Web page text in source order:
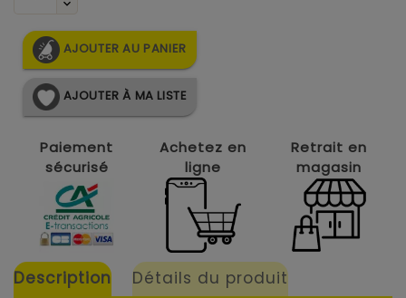
AJOUTER AU PANIER
AJOUTER À MA LISTE
Paiement
sécurisé
Achetez en
ligne
Retrait en
magasin
Description Détails du produit